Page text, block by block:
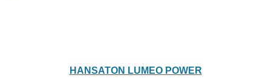
HANSATON LUMEO POWER